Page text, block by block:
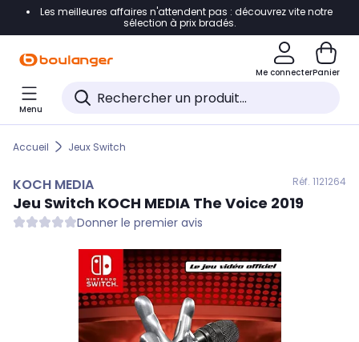
Accéder directement à la navigation
Accéder directement au pied de page
Accéder directement au chatbot
Les meilleures affaires n'attendent pas : découvrez vite notre
sélection à prix bradés.
Me connecterPanier
Menu
Accueil Jeux Switch
KOCH MEDIA Réf. 1121264
Jeu Switch KOCH MEDIA The Voice 2019
Donner le premier avis